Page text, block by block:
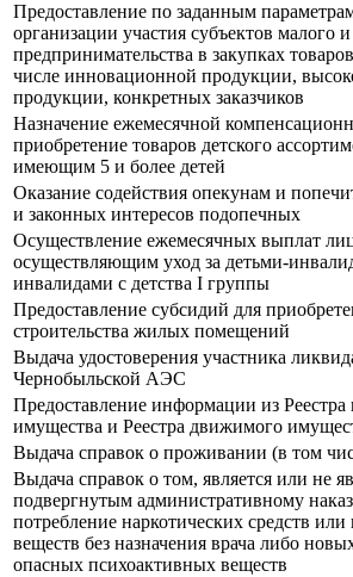
Предоставление по заданным
организации участия субъектов малого
предпринимательства в закупках
числе инновационной продукции,
продукции, конкретных заказчиков
Назначение ежемесячной
приобретение товаров детского
имеющим 5 и более детей
Оказание содействия опекунам и
и законных интересов подопечных
Осуществление ежемесячных выплат
осуществляющим уход за детьми-
инвалидами с детства I группы
Предоставление субсидий для
строительства жилых помещений
Выдача удостоверения участника
Чернобыльской АЭС
Предоставление информации из
имущества и Реестра движимого
Выдача справок о проживании (в том
Выдача справок о том, является или не
подвергнутым административному
потребление наркотических средств
веществ без назначения врача либо
опасных психоактивных веществ